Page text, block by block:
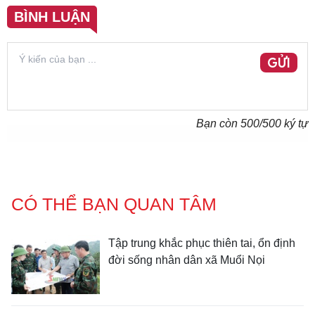
BÌNH LUẬN
GỬI
Bạn còn 500/500 ký tự
CÓ THỂ BẠN QUAN TÂM
Tập trung khắc phục thiên tai, ổn định
đời sống nhân dân xã Muổi Nọi